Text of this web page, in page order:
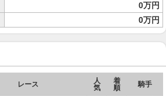
0万円
0万円
レース
人
気
着
順
騎手